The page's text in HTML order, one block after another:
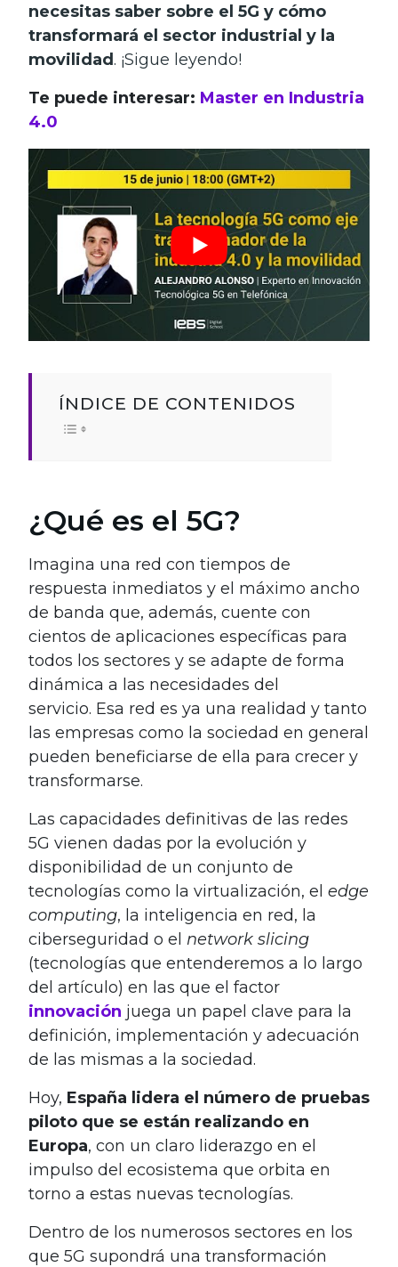
necesitas saber sobre el 5G y cómo
transformará el sector industrial y la
movilidad. ¡Sigue leyendo!
Te puede interesar: Master en Industria
4.0
ÍNDICE DE CONTENIDOS
¿Qué es el 5G?
Imagina una red con tiempos de
respuesta inmediatos y el máximo ancho
de banda que, además, cuente con
cientos de aplicaciones específicas para
todos los sectores y se adapte de forma
dinámica a las necesidades del
servicio. Esa red es ya una realidad y tanto
las empresas como la sociedad en general
pueden beneficiarse de ella para crecer y
transformarse.
Las capacidades definitivas de las redes
5G vienen dadas por la evolución y
disponibilidad de un conjunto de
tecnologías como la virtualización, el edge
computing, la inteligencia en red, la
ciberseguridad o el network slicing
(tecnologías que entenderemos a lo largo
del artículo) en las que el factor
innovación juega un papel clave para la
definición, implementación y adecuación
de las mismas a la sociedad.
Hoy, España lidera el número de pruebas
piloto que se están realizando en
Europa, con un claro liderazgo en el
impulso del ecosistema que orbita en
torno a estas nuevas tecnologías.
Dentro de los numerosos sectores en los
que 5G supondrá una transformación